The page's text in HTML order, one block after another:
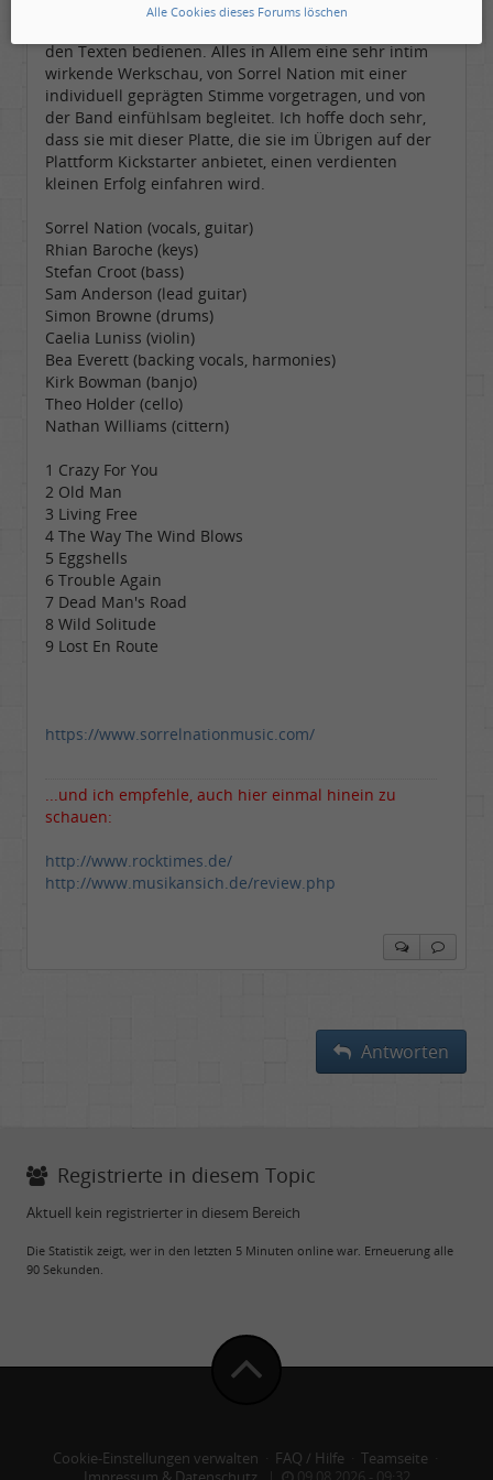
scheint demnach treffend umgesetzt zu worden
den Texten bedienen. Alles in Allem eine sehr intim
wirkende Werkschau, von Sorrel Nation mit einer
individuell geprägten Stimme vorgetragen, und von
der Band einfühlsam begleitet. Ich hoffe doch sehr,
dass sie mit dieser Platte, die sie im Übrigen auf der
Plattform Kickstarter anbietet, einen verdienten
kleinen Erfolg einfahren wird.
Sorrel Nation (vocals, guitar)
Rhian Baroche (keys)
Stefan Croot (bass)
Sam Anderson (lead guitar)
Simon Browne (drums)
Caelia Luniss (violin)
Bea Everett (backing vocals, harmonies)
Kirk Bowman (banjo)
Theo Holder (cello)
Nathan Williams (cittern)
1 Crazy For You
2 Old Man
3 Living Free
4 The Way The Wind Blows
5 Eggshells
6 Trouble Again
7 Dead Man's Road
8 Wild Solitude
9 Lost En Route
https://www.sorrelnationmusic.com/
...und ich empfehle, auch hier einmal hinein zu
schauen:
http://www.rocktimes.de/
http://www.musikansich.de/review.php
Antworten
Registrierte in diesem Topic
Aktuell kein registrierter in diesem Bereich
Die Statistik zeigt, wer in den letzten 5 Minuten online war. Erneuerung alle
90 Sekunden.
Cookie-Einstellungen verwalten FAQ / Hilfe Teamseite
Alle Cookies dieses Forums löschen